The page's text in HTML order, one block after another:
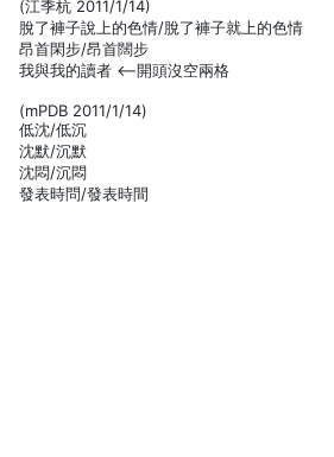
(江季杭 2011/1/14)
脫了褲子說上的色情/脫了褲子就上的色情
昂首閑步/昂首闊步
我與我的讀者 <--開頭沒空兩格
(mPDB 2011/1/14)
低沈/低沉
沈默/沉默
沈悶/沉悶
發表時問/發表時間